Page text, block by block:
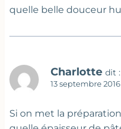
quelle belle douceur
Charlotte dit :
13 septembre
Si on met la